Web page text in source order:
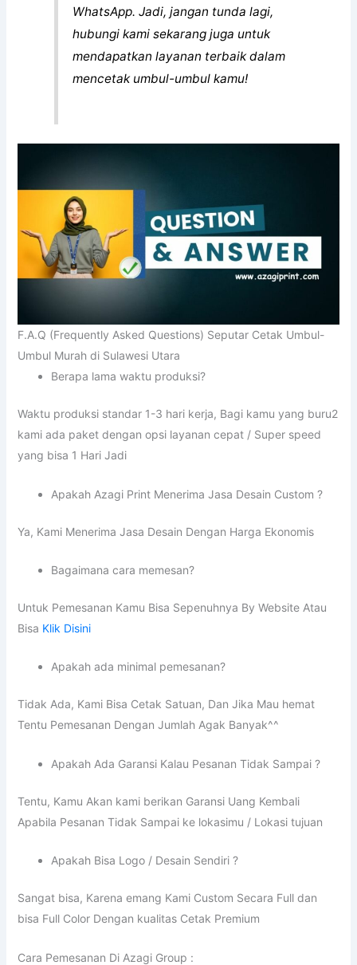
WhatsApp. Jadi, jangan tunda lagi,
hubungi kami sekarang juga untuk
mendapatkan layanan terbaik dalam
mencetak umbul-umbul kamu!
F.A.Q (Frequently Asked Questions) Seputar Cetak Umbul-
Umbul Murah di Sulawesi Utara
Berapa lama waktu produksi?
Waktu produksi standar 1-3 hari kerja, Bagi kamu yang buru2
kami ada paket dengan opsi layanan cepat / Super speed
yang bisa 1 Hari Jadi
Apakah Azagi Print Menerima Jasa Desain Custom ?
Ya, Kami Menerima Jasa Desain Dengan Harga Ekonomis
Bagaimana cara memesan?
Untuk Pemesanan Kamu Bisa Sepenuhnya By Website Atau
Bisa Klik Disini
Apakah ada minimal pemesanan?
Tidak Ada, Kami Bisa Cetak Satuan, Dan Jika Mau hemat
Tentu Pemesanan Dengan Jumlah Agak Banyak^^
Apakah Ada Garansi Kalau Pesanan Tidak Sampai ?
Tentu, Kamu Akan kami berikan Garansi Uang Kembali
Apabila Pesanan Tidak Sampai ke lokasimu / Lokasi tujuan
Apakah Bisa Logo / Desain Sendiri ?
Sangat bisa, Karena emang Kami Custom Secara Full dan
bisa Full Color Dengan kualitas Cetak Premium
Cara Pemesanan Di Azagi Group :